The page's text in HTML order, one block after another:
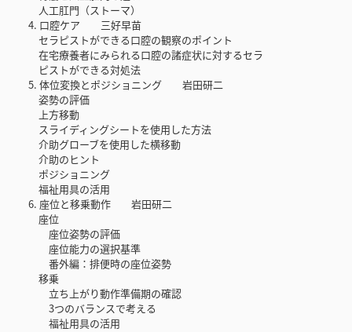
人工肛門（ストーマ）
4. 口腔ケア 三好早苗
セラピストができる口腔の観察のポイント
在宅療養者にみられる口腔の諸症状に対するセラ
ピストができる対処法
5. 体位変換とポジショニング 岩田研二
姿勢の評価
上方移動
スライディングシートを使用した方法
介助グローブを使用した横移動
介助のヒント
ポジショニング
福祉用具の活用
6. 座位と移乗動作 岩田研二
座位
座位姿勢の評価
座位能力の選択基準
番外編：排便時の座位姿勢
移乗
立ち上がり動作準備期の確認
3つのバランスで考える
福祉用具の活用